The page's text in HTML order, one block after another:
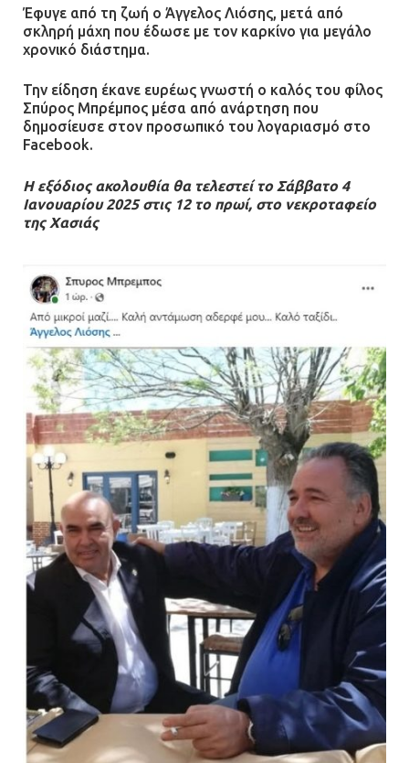
συγκρούστηκε με φορτηγό – Ένας
τραυματίας και κυκλοφοριακό χάος
Βριλήσσια: Αυτοκίνητο έσπασε
τζαμαρία και μπήκε μέσα σε μαγαζί
13.07.2026 | 21:21
Τηλεφωνικές απάτες με λεία
130.000 ευρώ στην Αττική
13.07.2026 | 20:44
Ασπρόπυργος: Πέθανε ένας από
τους σοβαρά εγκαυματίες της
μεγάλης έκρηξης στο εργοστάσιο
12.07.2026 | 15:07
Άργος: Στη φυλακή οι δύο
αστυνομικοί για τους
πυροβολισμούς κατά του 20χρονου
με αναπηρία
11.07.2026 | 22:59
Ένα πουλί «υπεύθυνο» για την
πρωινή διακοπή ρεύματος στη
Έφυγε από τη ζωή ο Άγγελος Λιόσης, μετά από
σκληρή μάχη που έδωσε με τον καρκίνο για μεγάλο
χρονικό διάστημα.
Την είδηση έκανε ευρέως γνωστή ο καλός του φίλος
Σπύρος Μπρέμπος μέσα από ανάρτηση που
δημοσίευσε στον προσωπικό του λογαριασμό στο
Facebook.
Η εξόδιος ακολουθία θα τελεστεί το Σάββατο 4
Ιανουαρίου 2025 στις 12 το πρωί, στο νεκροταφείο
της Χασιάς